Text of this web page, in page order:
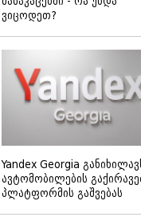
ვიცოდეთ?
Yandex Georgia
ავტომობილების
პლატფორმის გაშვებას